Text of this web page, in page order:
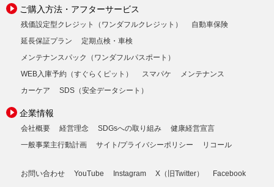
ご購入方法・アフターサービス
残価設定型クレジット（ワンダフルクレジット）
自動車保険
延長保証プラン
定期点検・車検
メンテナンスパック（ワンダフルパスポート）
WEB入庫予約（すぐらくピット）
スマパケ
メンテナンス
カーケア
SDS（安全データシート）
企業情報
会社概要 経営理念 SDGsへの取り組み
健康経営宣言
一般事業主行動計画
サイト/プライバシーポリシー リコール
お問い合わせ YouTube Instagram X（旧Twitter） Facebook